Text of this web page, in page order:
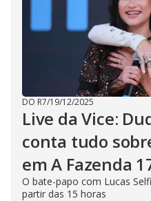
DO R7/19/12/2025
Live da Vice:
conta tudo
em A Fazenda
O bate-papo com Lucas
partir das 15 horas